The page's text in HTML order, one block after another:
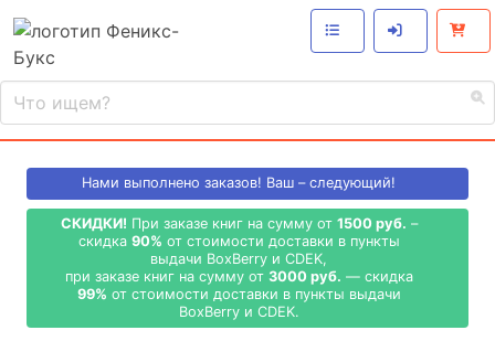
Нами выполнено заказов! Ваш – следующий!
СКИДКИ! При заказе книг на сумму от 1500 руб. –
скидка 90% от стоимости доставки в пункты
выдачи BoxBerry и CDEK,
при заказе книг на сумму от 3000 руб. — скидка
99% от стоимости доставки в пункты выдачи
BoxBerry и CDEK.